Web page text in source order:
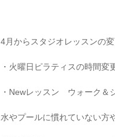
4月からスタジオレッスンの変
・火曜日ピラティスの時間
・Newレッスン ウォーク
水やプールに慣れていない方